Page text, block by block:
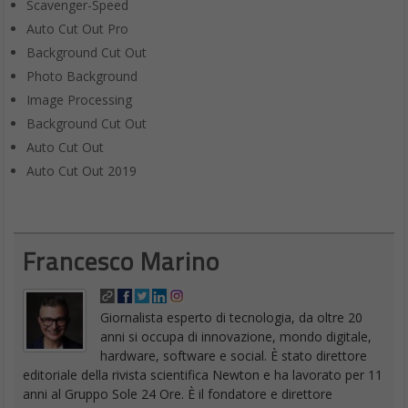
Scavenger-Speed
Auto Cut Out Pro
Background Cut Out
Photo Background
Image Processing
Background Cut Out
Auto Cut Out
Auto Cut Out 2019
Francesco Marino
Giornalista esperto di tecnologia, da oltre 20
anni si occupa di innovazione, mondo digitale,
hardware, software e social. È stato direttore
editoriale della rivista scientifica Newton e ha lavorato per 11
anni al Gruppo Sole 24 Ore. È il fondatore e direttore